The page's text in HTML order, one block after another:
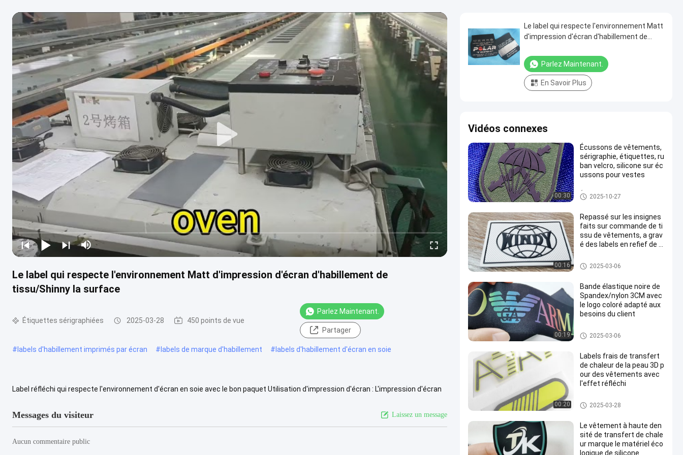
Le label qui respecte l'environnement Matt d'impression d'écran d'habillement de
tissu/Shinny la surface
Étiquettes sérigraphiées 2025-03-28 450 points de vue
Parlez Maintenant.
Partager
#labels d'habillement imprimés par écran #labels de marque d'habillement #labels d'habillement d'écran en soie
Label réfléchi qui respecte l'environnement d'écran en soie avec le bon paquet Utilisation d'impression d'écran : L'impression d'écran
Messages du visiteur Laissez un message
Aucun commentaire public
Le label qui respecte l'environnement Matt
d'impression d'écran d'habillement de
Parlez Maintenant.
En Savoir Plus
Vidéos connexes
00:30
Écussons de vêtements,
sérigraphie, étiquettes, ru
ban velcro, silicone sur éc
ussons pour vestes
Étiquettes sérigraphiées
2025-10-27
00:16
Repassé sur les insignes
faits sur commande de ti
ssu de vêtements, a grav
é des labels en refief de T
Corrections faites sur comma
nde d'habillement
2025-03-06
00:19
Bande élastique noire de
Spandex/nylon 3CM avec
le logo coloré adapté aux
besoins du client
Tape à bande
2025-03-06
00:20
Labels frais de transfert
de chaleur de la peau 3D p
our des vêtements avec
l'effet réfléchi
Labels d'habillement de transf
ert de chaleur
2025-03-28
Le vêtement à haute den
sité de transfert de chale
ur marque le matériel éco
logique de silicone